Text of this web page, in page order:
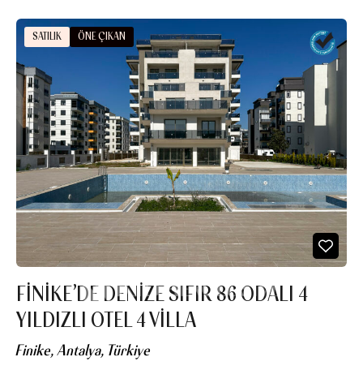
SATILIK ÖNE ÇIKAN
FİNİKE’DE DENİZE SIFIR 86 ODALI 4
YILDIZLI OTEL 4 VİLLA
Finike, Antalya, Türkiye